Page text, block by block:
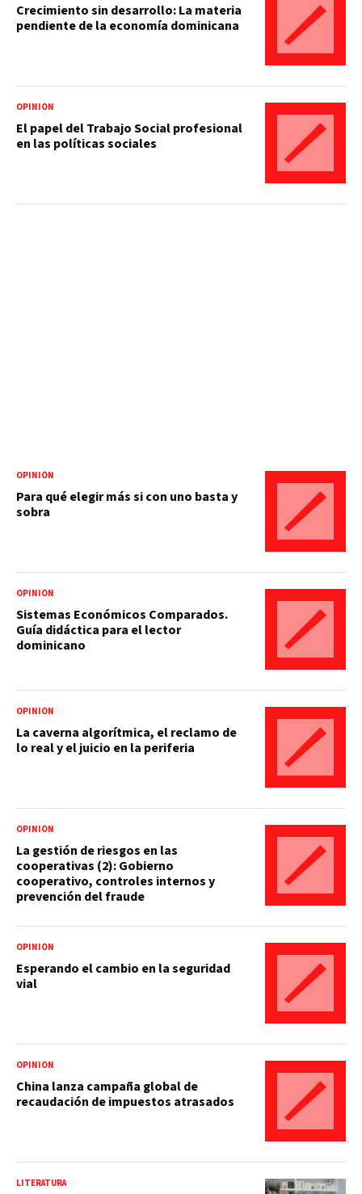
Crecimiento sin desarrollo: La materia
pendiente de la economía dominicana
OPINIÓN
El papel del Trabajo Social profesional
en las políticas sociales
OPINIÓN
Para qué elegir más si con uno basta y
sobra
OPINIÓN
Sistemas Económicos Comparados.
Guía didáctica para el lector
dominicano
OPINIÓN
La caverna algorítmica, el reclamo de
lo real y el juicio en la periferia
OPINIÓN
La gestión de riesgos en las
cooperativas (2): Gobierno
cooperativo, controles internos y
prevención del fraude
OPINIÓN
Esperando el cambio en la seguridad
vial
OPINIÓN
China lanza campaña global de
recaudación de impuestos atrasados
LITERATURA